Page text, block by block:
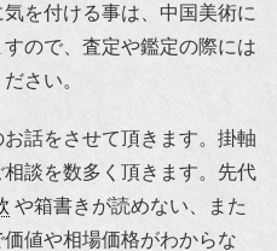
を付ける事は、中国美術に
ので、査定や鑑定の際には
さい。
話をさせて頂きます。掛軸
談を数多く頂きます。先代
や箱書きが読めない、また
値や相場価格がわからな